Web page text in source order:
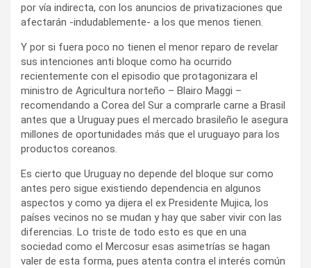
por vía indirecta, con los anuncios de privatizaciones que
afectarán -indudablemente- a los que menos tienen.
Y por si fuera poco no tienen el menor reparo de revelar
sus intenciones anti bloque como ha ocurrido
recientemente con el episodio que protagonizara el
ministro de Agricultura norteño – Blairo Maggi –
recomendando a Corea del Sur a comprarle carne a Brasil
antes que a Uruguay pues el mercado brasileño le asegura
millones de oportunidades más que el uruguayo para los
productos coreanos.
Es cierto que Uruguay no depende del bloque sur como
antes pero sigue existiendo dependencia en algunos
aspectos y como ya dijera el ex Presidente Mujica, los
países vecinos no se mudan y hay que saber vivir con las
diferencias. Lo triste de todo esto es que en una
sociedad como el Mercosur esas asimetrías se hagan
valer de esta forma, pues atenta contra el interés común